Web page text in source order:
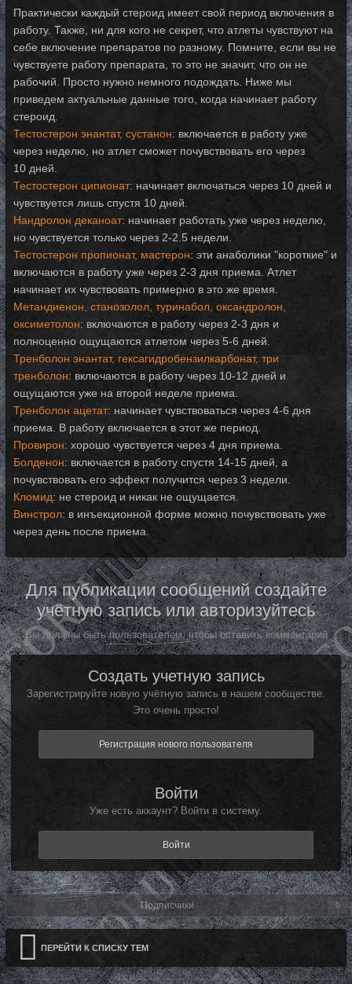
Практически каждый стероид имеет свой период включения в
работу. Также, ни для кого не секрет, что атлеты чувствуют на
себе включение препаратов по разному. Помните, если вы не
чувствуете работу препарата, то это не значит, что он не
рабочий. Просто нужно немного подождать. Ниже мы
приведем актуальные данные того, когда начинает работу
стероид.
Тестостерон энантат, сустанон: включается в работу уже
через неделю, но атлет сможет почувствовать его через
10 дней.
Тестостерон ципионат: начинает включаться через 10 дней и
чувствуется лишь спустя 10 дней.
Нандролон деканоат: начинает работать уже через неделю,
но чувствуется только через 2-2.5 недели.
Тестостерон пропионат, мастерон: эти анаболики "короткие" и
включаются в работу уже через 2-3 дня приема. Атлет
начинает их чувствовать примерно в это же время.
Метандиенон, станозолол, туринабол, оксандролон,
оксиметолон: включаются в работу через 2-3 дня и
полноценно ощущаются атлетом через 5-6 дней.
Тренболон энантат, гексагидробензилкарбонат, три
тренболон: включаются в работу через 10-12 дней и
ощущаются уже на второй неделе приема.
Тренболон ацетат: начинает чувствоваться через 4-6 дня
приема. В работу включается в этот же период.
Провирон: хорошо чувствуется через 4 дня приема.
Болденон: включается в работу спустя 14-15 дней, а
почувствовать его эффект получится через 3 недели.
Кломид: не стероид и никак не ощущается.
Винстрол: в инъекционной форме можно почувствовать уже
через день после приема.
Для публикации сообщений создайте
учётную запись или авторизуйтесь
Вы должны быть пользователем, чтобы оставить комментарий
Создать учетную запись
Зарегистрируйте новую учётную запись в нашем сообществе.
Это очень просто!
Регистрация нового пользователя
Войти
Уже есть аккаунт? Войти в систему.
Войти
Подписчики 0
ПЕРЕЙТИ К СПИСКУ ТЕМ